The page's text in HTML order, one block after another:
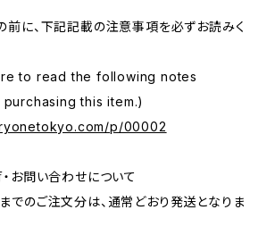
に、下記記載の注意事項を必ずお読みく
to read the following notes
this item.)
p/00002
お問い合わせについて
でのご注文分は、通常どおり発送となりま